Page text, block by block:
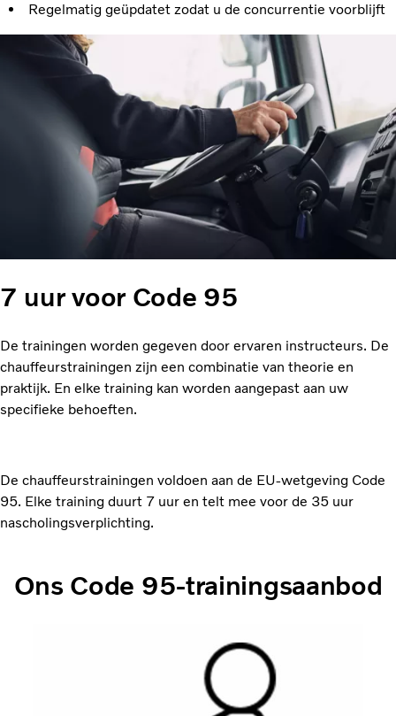
Regelmatig geüpdatet zodat u de concurrentie voorblijft
7 uur voor Code 95
De trainingen worden gegeven door ervaren instructeurs. De
chauffeurstrainingen zijn een combinatie van theorie en
praktijk. En elke training kan worden aangepast aan uw
specifieke behoeften.
De chauffeurstrainingen voldoen aan de EU-wetgeving Code
95. Elke training duurt 7 uur en telt mee voor de 35 uur
nascholingsverplichting.
Ons Code 95-trainingsaanbod